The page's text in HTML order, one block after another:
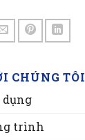
CHÚNG TÔI
trình